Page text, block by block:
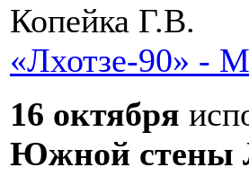
Копейка Г.В.
«Лхотзе-90» -
16 октября
Южной стены